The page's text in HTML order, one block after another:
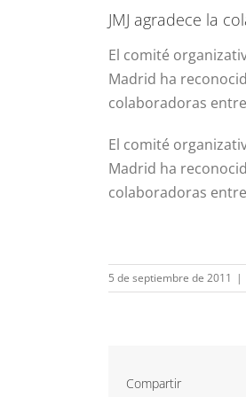
JMJ agradece la
El comité
Madrid ha
colaboradoras
El comité
Madrid ha
colaboradoras
5 de septiembre de 2011 |
Compartir